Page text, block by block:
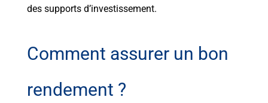
des supports d’investissement.
Comment assurer un bon
rendement ?